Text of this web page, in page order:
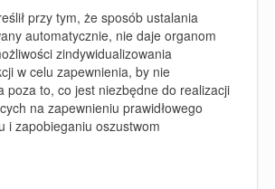
przy tym, że sposób ustalania
automatycznie, nie daje organom
zindywidualizowania
w celu zapewnienia, by nie
poza to, co jest niezbędne do realizacji
na zapewnieniu prawidłowego
i zapobieganiu oszustwom